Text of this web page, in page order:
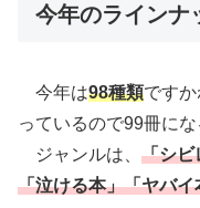
今年のラインナ
今年は98種類です
っているので99冊にな
ジャンルは、 「シビ
「泣ける本」「ヤバイ